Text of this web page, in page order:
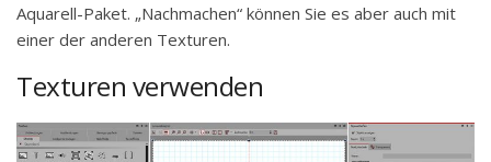
Aquarell-Paket. „Nachmachen“ können Sie es aber auch mit
einer der anderen Texturen.
Texturen verwenden